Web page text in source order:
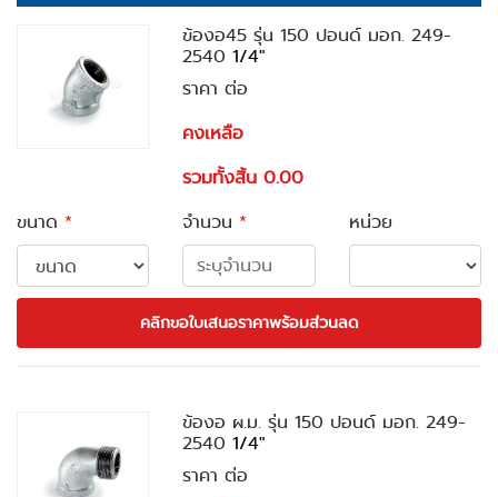
ข้องอ45 รุ่น 150 ปอนด์ มอก. 249-
25401/4"
ราคา ต่อ
คงเหลือ
รวมทั้งสิ้น 0.00
ขนาด * จำนวน * หน่วย
คลิกขอใบเสนอราคาพร้อมส่วนลด
ข้องอ ผ.ม. รุ่น 150 ปอนด์ มอก. 249-
25401/4"
ราคา ต่อ